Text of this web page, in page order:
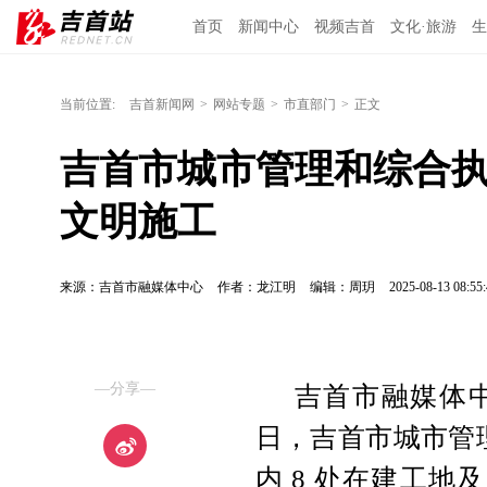
首页 新闻中心 视频吉首 文化·旅游
当前位置: 吉首新闻网 > 网站专题 > 市直部门 > 正文
吉首市城市管理和综合
文明施工
来源：吉首市融媒体中心 作者：龙江明 编辑：周玥 2025-08-13
—分享—
吉首市融媒体
日，吉首市城市
内 8 处在建工地